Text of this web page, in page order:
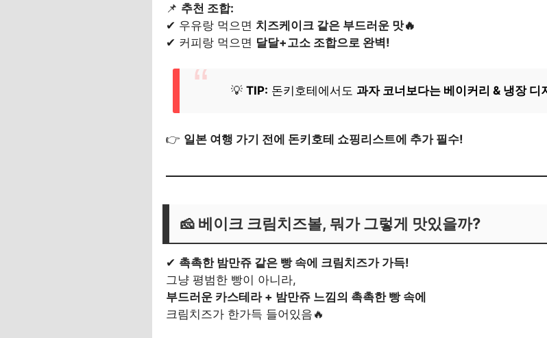
📌 추천 조합:
✔ 우유랑 먹으면 치즈케이크 같은 부드러운 맛🔥
✔ 커피랑 먹으면 달달+고소 조합으로 완벽!
💡 TIP: 돈키호테에서도 과자 코너보다는 베이커리 & 냉장 디
👉 일본 여행 가기 전에 돈키호테 쇼핑리스트에 추가 필수!
🧀 베이크 크림치즈볼, 뭐가 그렇게 맛있을까?
✔ 촉촉한 밤만쥬 같은 빵 속에 크림치즈가 가득!
그냥 평범한 빵이 아니라,
부드러운 카스테라 + 밤만쥬 느낌의 촉촉한 빵 속에
크림치즈가 한가득 들어있음🔥